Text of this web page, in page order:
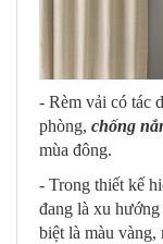
- Rèm vải có tác
phòng, chống
mùa đông.
- Trong thiết kế
đang là xu
biệt là màu vàng,